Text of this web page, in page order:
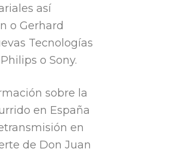
así
o Gerhard
Tecnologías
o Sony.
sobre la
en España
en
de Don Juan